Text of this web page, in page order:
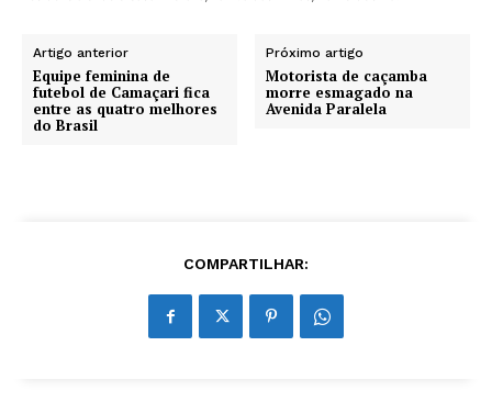
Artigo anterior
Equipe feminina de
futebol de Camaçari fica
entre as quatro melhores
do Brasil
Próximo artigo
Motorista de caçamba
morre esmagado na
Avenida Paralela
COMPARTILHAR: